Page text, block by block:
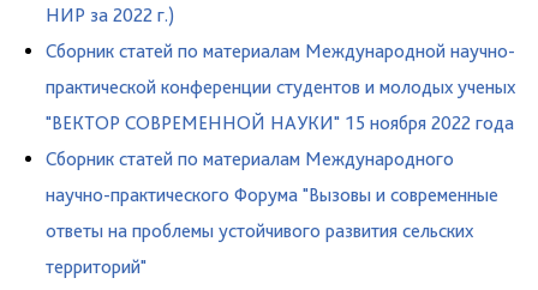
НИР за 2022 г.)
Сборник статей по материалам Международной научно-
практической конференции студентов и молодых ученых
"ВЕКТОР СОВРЕМЕННОЙ НАУКИ" 15 ноября 2022 года
Сборник статей по материалам Международного
научно-практического Форума "Вызовы и современные
ответы на проблемы устойчивого развития сельских
территорий"